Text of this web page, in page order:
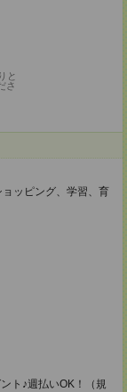
と
さ
ッピング、学習、育
ト♪週払いOK！（規